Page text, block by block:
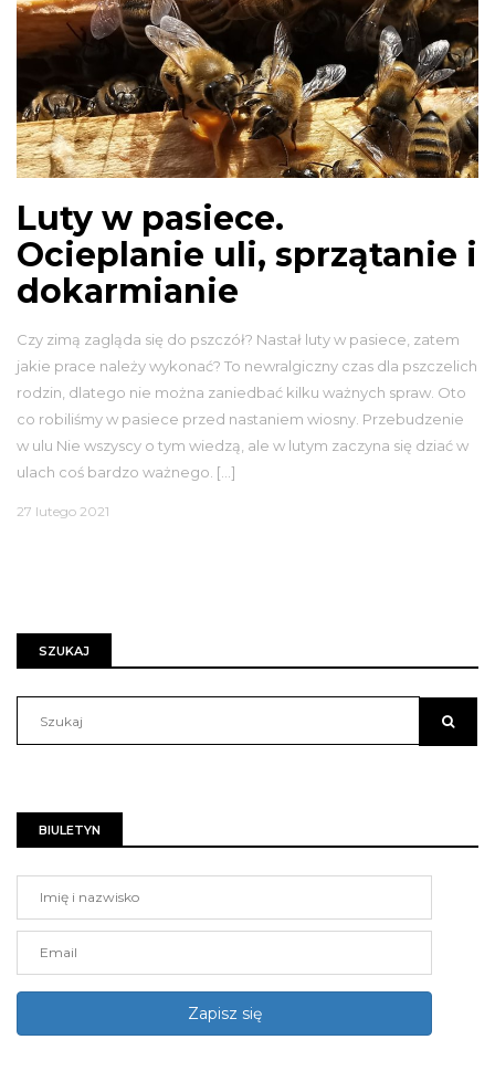
Luty w pasiece.
Ocieplanie uli, sprzątanie i
dokarmianie
Czy zimą zagląda się do pszczół? Nastał luty w pasiece, zatem
jakie prace należy wykonać? To newralgiczny czas dla pszczelich
rodzin, dlatego nie można zaniedbać kilku ważnych spraw. Oto
co robiliśmy w pasiece przed nastaniem wiosny. Przebudzenie
w ulu Nie wszyscy o tym wiedzą, ale w lutym zaczyna się dziać w
ulach coś bardzo ważnego. […]
27 lutego 2021
SZUKAJ
BIULETYN